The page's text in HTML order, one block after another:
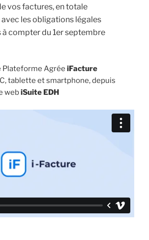
vos factures, en totale
les obligations légales
compter du 1er septembre
Plateforme Agrée iFacture
tablette et smartphone, depuis
webiSuite EDH